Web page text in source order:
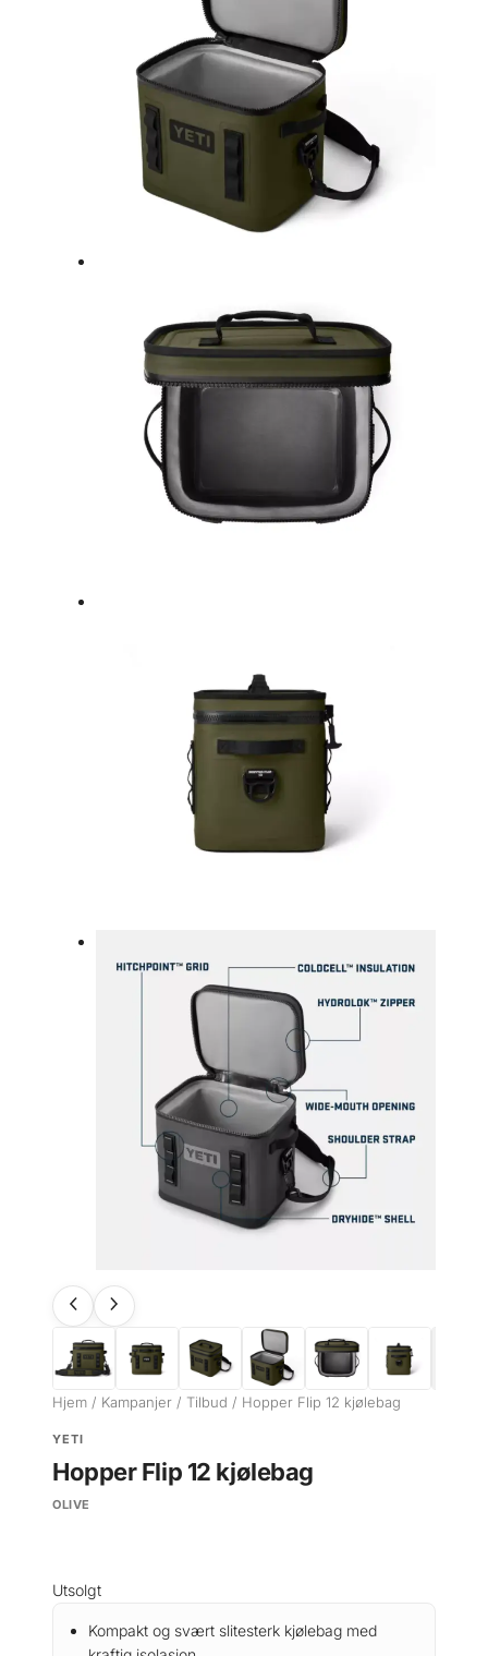
Hjem / Kampanjer / Tilbud / Hopper Flip 12 kjølebag
YETI
Hopper Flip 12 kjølebag
OLIVE
Utsolgt
Kompakt og svært slitesterk kjølebag med